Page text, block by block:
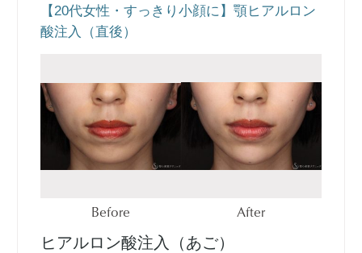
【20代女性・すっきり小顔に】顎ヒアルロン
酸注入（直後）
Before After
ヒアルロン酸注入（あご）